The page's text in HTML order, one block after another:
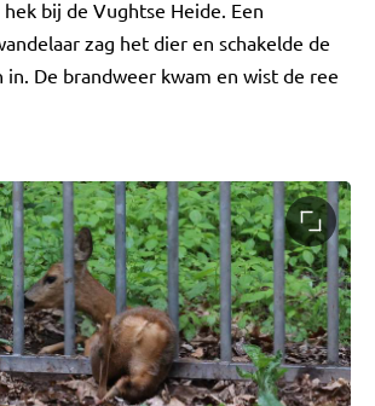
bij de Vughtse Heide. Een
zag het dier en schakelde de
in. De brandweer kwam en wist de ree